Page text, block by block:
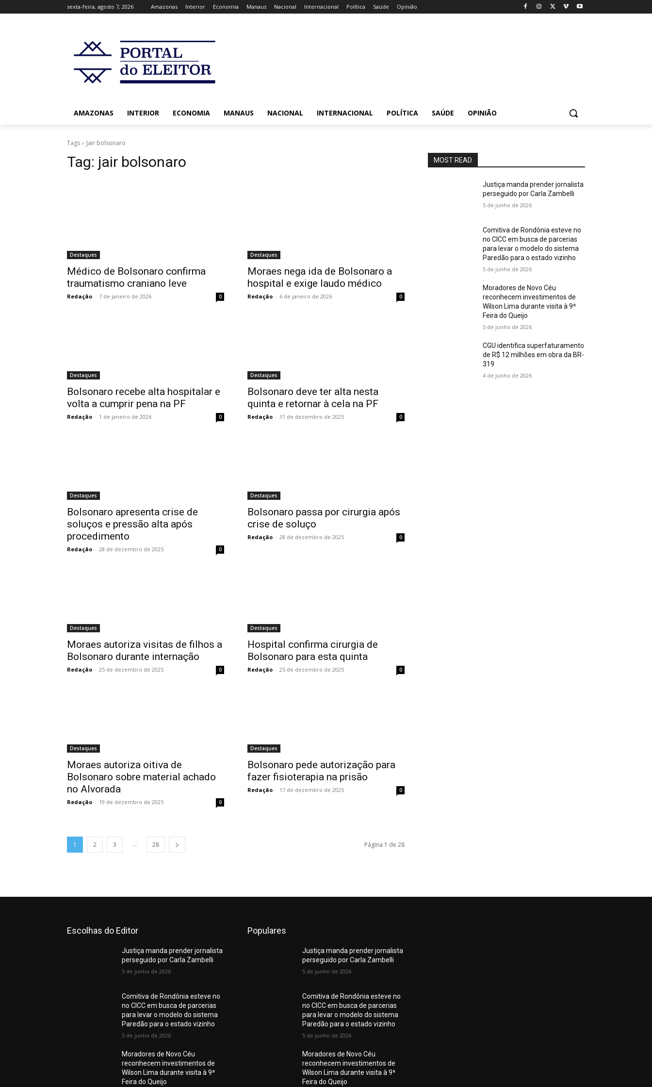
sexta-feira, agosto 7, 2026 Amazonas Interior Economia Manaus Nacional Internacional Política Saúde Opinião
AMAZONAS INTERIOR ECONOMIA MANAUS NACIONAL INTERNACIONAL POLÍTICA SAÚDE OPINIÃO
Tags Jair bolsonaro
Tag: jair bolsonaro
Destaques
Médico de Bolsonaro confirma
traumatismo craniano leve
Redação - 7 de janeiro de 2026 0
Destaques
Moraes nega ida de Bolsonaro a
hospital e exige laudo médico
Redação - 6 de janeiro de 2026 0
Destaques
Bolsonaro recebe alta hospitalar e
volta a cumprir pena na PF
Redação - 1 de janeiro de 2026 0
Destaques
Bolsonaro deve ter alta nesta
quinta e retornar à cela na PF
Redação - 31 de dezembro de 2025 0
Destaques
Bolsonaro apresenta crise de
soluços e pressão alta após
procedimento
Redação - 28 de dezembro de 2025 0
Destaques
Bolsonaro passa por cirurgia após
crise de soluço
Redação - 28 de dezembro de 2025 0
Destaques
Moraes autoriza visitas de filhos a
Bolsonaro durante internação
Redação - 25 de dezembro de 2025 0
Destaques
Hospital confirma cirurgia de
Bolsonaro para esta quinta
Redação - 25 de dezembro de 2025 0
Destaques
Moraes autoriza oitiva de
Bolsonaro sobre material achado
no Alvorada
Redação - 19 de dezembro de 2025 0
Destaques
Bolsonaro pede autorização para
fazer fisioterapia na prisão
Redação - 17 de dezembro de 2025 0
1 2 3 ... 28 Página 1 de 28
MOST READ
Justiça manda prender jornalista
perseguido por Carla Zambelli
5 de junho de 2026
Comitiva de Rondônia esteve no
no CICC em busca de parcerias
para levar o modelo do sistema
Paredão para o estado vizinho
5 de junho de 2026
Moradores de Novo Céu
reconhecem investimentos de
Wilson Lima durante visita à 9ª
Feira do Queijo
5 de junho de 2026
CGU identifica superfaturamento
de R$ 12 milhões em obra da BR-
319
4 de junho de 2026
Escolhas do Editor
Justiça manda prender jornalista
perseguido por Carla Zambelli
5 de junho de 2026
Comitiva de Rondônia esteve no
no CICC em busca de parcerias
para levar o modelo do sistema
Paredão para o estado vizinho
5 de junho de 2026
Moradores de Novo Céu
reconhecem investimentos de
Wilson Lima durante visita à 9ª
Feira do Queijo
Populares
Justiça manda prender jornalista
perseguido por Carla Zambelli
5 de junho de 2026
Comitiva de Rondônia esteve no
no CICC em busca de parcerias
para levar o modelo do sistema
Paredão para o estado vizinho
5 de junho de 2026
Moradores de Novo Céu
reconhecem investimentos de
Wilson Lima durante visita à 9ª
Feira do Queijo